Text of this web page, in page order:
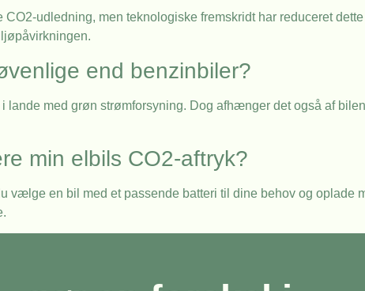
udledning, men teknologiske fremskridt har reduceret
end benzinbiler?
med grøn strømforsyning. Dog afhænger det også af
min elbils CO2-aftryk?
vælge en bil med et passende batteri til dine behov og oplade